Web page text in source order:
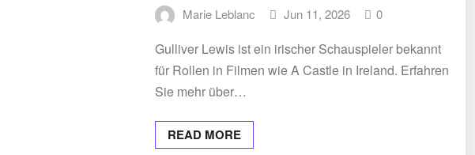
Marie Leblanc Jun 11, 2026 0
Gulliver Lewis ist ein irischer Schauspieler bekannt
für Rollen in Filmen wie A Castle in Ireland. Erfahren
Sie mehr über…
READ MORE